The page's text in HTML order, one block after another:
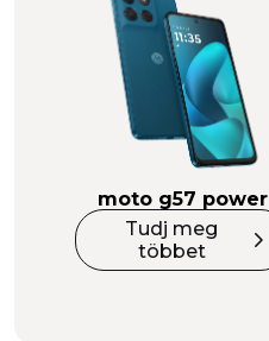
moto g57 power
Tudj meg
többet